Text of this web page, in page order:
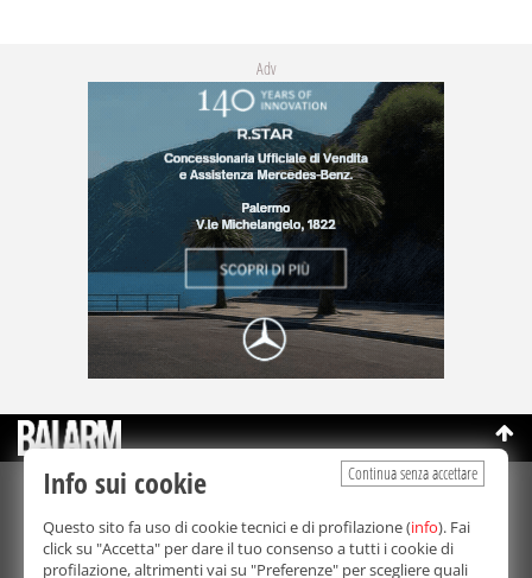
Adv
©Copyright 2003-2026
Bmedia Srl
- P.IVA 07064240828
La riproduzione totale o parziale di tutti i contenuti, in qualunque
forma, su qualsiasi supporto è proibita.
Continua senza accettare
Info sui cookie
Questo sito fa uso di cookie tecnici e di profilazione (info). Fai
click su "Accetta" per dare il tuo consenso a tutti i cookie di
profilazione, altrimenti vai su "Preferenze" per scegliere quali